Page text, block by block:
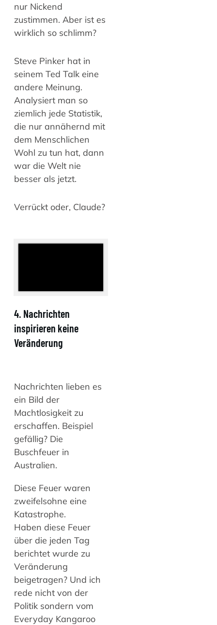
nur Nickend
zustimmen. Aber ist es
wirklich so schlimm?
Steve Pinker hat in
seinem Ted Talk eine
andere Meinung.
Analysiert man so
ziemlich jede Statistik,
die nur annähernd mit
dem Menschlichen
Wohl zu tun hat, dann
war die Welt nie
besser als jetzt.
Verrückt oder, Claude?
4. Nachrichten
inspirieren keine
Veränderung
Nachrichten lieben es
ein Bild der
Machtlosigkeit zu
erschaffen. Beispiel
gefällig? Die
Buschfeuer in
Australien.
Diese Feuer waren
zweifelsohne eine
Katastrophe.
Haben diese Feuer
über die jeden Tag
berichtet wurde zu
Veränderung
beigetragen? Und ich
rede nicht von der
Politik sondern vom
Everyday Kangaroo